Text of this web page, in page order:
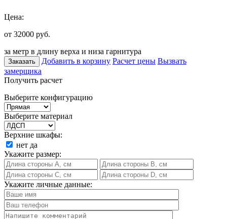
Цена:
от 32000 руб.
за метр в длину верха и низа гарнитура
Заказать Добавить в корзину Расчет цены Вызвать
замерщика
Получить расчет
Выберите конфигурацию
Выберите материал
Верхние шкафы:
нет да
Укажите размер:
Укажите личные данные: